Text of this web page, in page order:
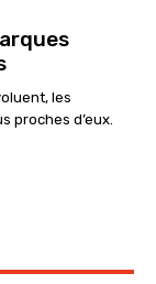
les
proches d’eux.